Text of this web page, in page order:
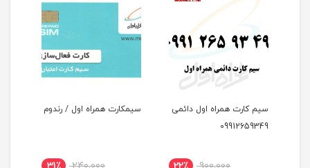
سیم کارت همراه اول دائمی
09912659349
سیمکارت همراه اول / رندوم